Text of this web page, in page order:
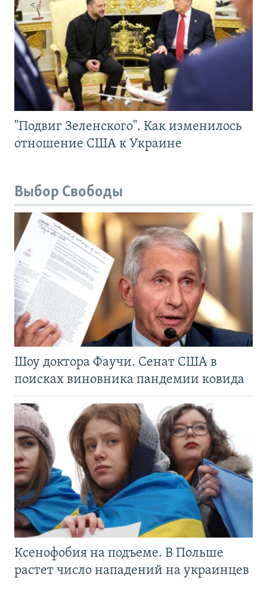
"Подвиг Зеленского". Как изменилось
отношение США к Украине
Выбор Свободы
Шоу доктора Фаучи. Сенат США в
поисках виновника пандемии ковида
Ксенофобия на подъеме. В Польше
растет число нападений на украинцев